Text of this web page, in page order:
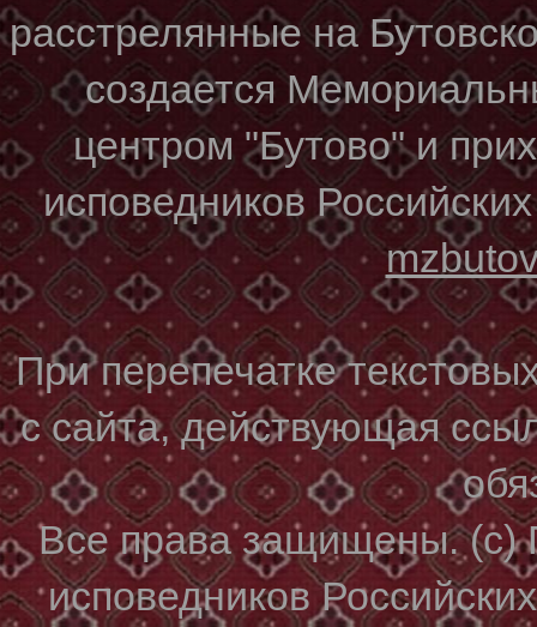
расстрелянные на
создается
центром "Бутово" и
исповедников
При перепечатке
с сайта, действующая
Все права защищены. (с)
исповедников